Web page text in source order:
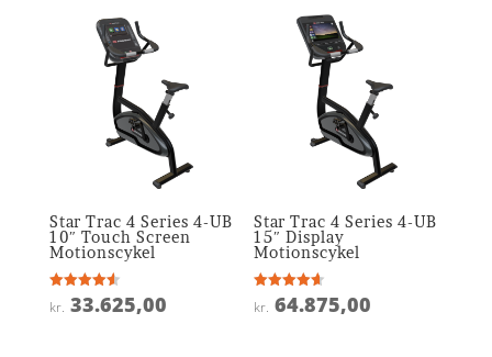
Star Trac 4 Series 4-UB
10″ Touch Screen
Motionscykel
Vurderet
4.6
kr. 33.625,00
Star Trac 4 Series 4-UB
15″ Display
Motionscykel
Vurderet
4.6
kr. 64.875,00